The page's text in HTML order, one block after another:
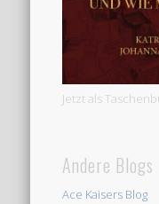
Jetzt als
Andere Blogs
Ace Kaisers Blog